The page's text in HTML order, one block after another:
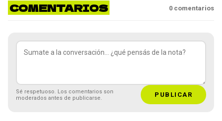
COMENTARIOS 0 comentarios
Sé respetuoso. Los comentarios son
moderados antes de publicarse.
PUBLICAR